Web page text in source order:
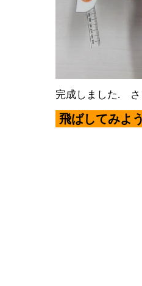
完成しました. さ
飛ばしてみよ